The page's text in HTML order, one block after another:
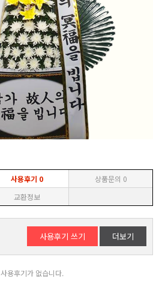
사용후기 0 상품문의 0
교환정보
사용후기 쓰기 더보기
사용후기가 없습니다.